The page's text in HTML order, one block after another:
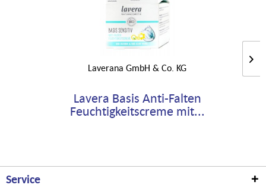
Laverana GmbH & Co. KG
Lavera Basis Anti-Falten
Feuchtigkeitscreme mit...
Service